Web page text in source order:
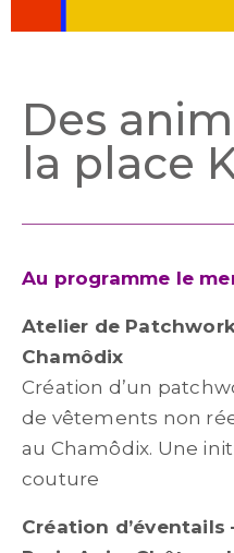
Des
la place
Au programme le
Atelier de
Chamôdix
Création d’un
de vêtements non
au Chamôdix. Une
couture
Création d’éventails